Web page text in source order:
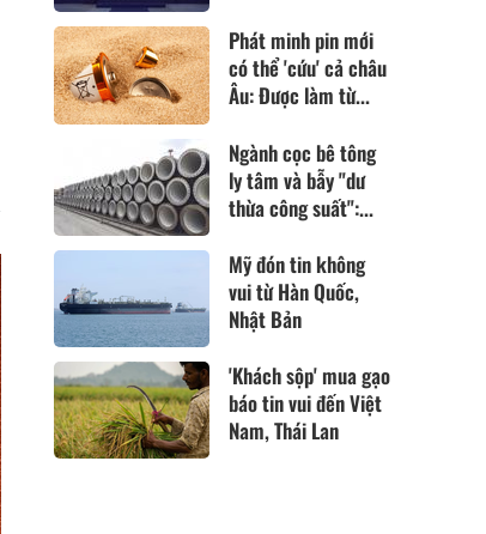
Phát minh pin mới
có thể 'cứu' cả châu
Âu: Được làm từ...
Ngành cọc bê tông
ly tâm và bẫy "dư
thừa công suất":...
Mỹ đón tin không
vui từ Hàn Quốc,
Nhật Bản
'Khách sộp' mua gạo
báo tin vui đến Việt
Nam, Thái Lan